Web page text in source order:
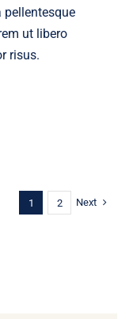
pellentesque
ut libero
risus.
1 2 Next